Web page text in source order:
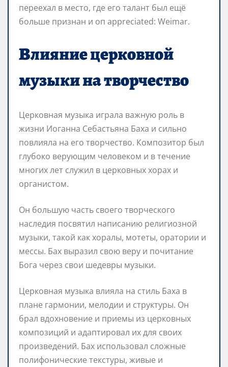
переехал в место, где его талант был ещё
больше признан и оп appreciated: Weimar.
Влияние церковной
музыки на творчество
Церковная музыка играла важную роль в
жизни Иоганна Себастьяна Баха и сильно
повлияла на его творчество. Композитор был
глубоко верующим человеком и в течение
многих лет служил в церковных хорах и
органистом.
Он большую часть своего творческого
наследия посвятил написанию религиозной
музыки, такой как хоралы, мотеты, оратории и
мессы. Бах выразил свою веру и почитание
Бога через свои шедевры музыки.
Церковная музыка влияла на стиль Баха в
плане гармонии, мелодии и структуры. Он
брал вдохновение и приемы из церковных
композиций и адаптировал их для своих
произведений. Бах использовал сложные
полифонические текстуры, живые и